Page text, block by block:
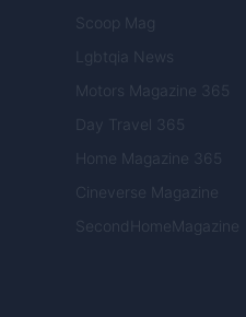
Scoop Mag
Lgbtqia News
Motors Magazine 365
Day Travel 365
Home Magazine 365
Cineverse Magazine
SecondHomeMagazine